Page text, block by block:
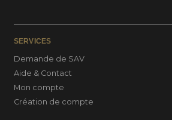
SERVICES
Demande de SAV
Aide & Contact
Mon compte
Création de compte